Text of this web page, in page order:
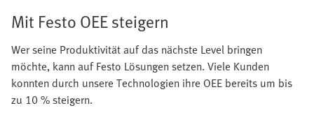
Mit Festo OEE steigern
Wer seine Produktivität auf das nächste Level bringen
möchte, kann auf Festo Lösungen setzen. Viele Kunden
konnten durch unsere Technologien ihre OEE bereits um bis
zu 10 % steigern.